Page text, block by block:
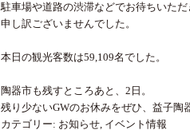
駐車場や道路の渋滞などでお待ちいた
申し訳ございませんでした。
本日の観光客数は59,109名でした。
陶器市も残すところあと、2日。
残り少ないGWのお休みをぜひ、益子陶
カテゴリー: お知らせ, イベント情報